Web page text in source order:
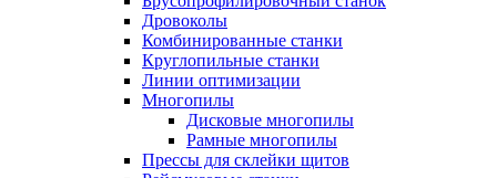
Дровоколы
Комбинированные станки
Круглопильные станки
Линии оптимизации
Многопилы
Дисковые многопилы
Рамные многопилы
Прессы для склейки щитов